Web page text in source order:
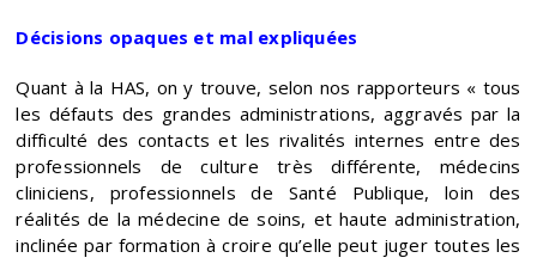
Décisions opaques et mal expliquées
Quant à la HAS, on y trouve, selon nos rapporteurs « tous
les défauts des grandes administrations, aggravés par la
difficulté des contacts et les rivalités internes entre des
professionnels de culture très différente, médecins
cliniciens, professionnels de Santé Publique, loin des
réalités de la médecine de soins, et haute administration,
inclinée par formation à croire qu’elle peut juger toutes les